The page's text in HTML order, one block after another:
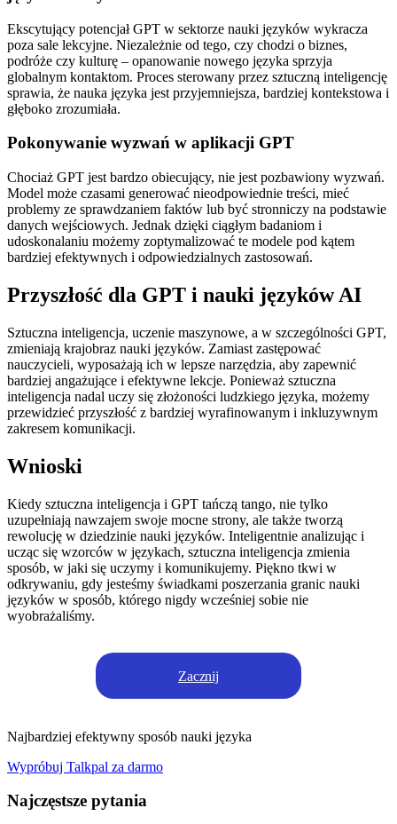
Ekscytujący potencjał GPT w sektorze nauki języków wykracza
poza sale lekcyjne. Niezależnie od tego, czy chodzi o biznes,
podróże czy kulturę – opanowanie nowego języka sprzyja
globalnym kontaktom. Proces sterowany przez sztuczną inteligencję
sprawia, że nauka języka jest przyjemniejsza, bardziej kontekstowa i
głęboko zrozumiała.
Pokonywanie wyzwań w aplikacji GPT
Chociaż GPT jest bardzo obiecujący, nie jest pozbawiony wyzwań.
Model może czasami generować nieodpowiednie treści, mieć
problemy ze sprawdzaniem faktów lub być stronniczy na podstawie
danych wejściowych. Jednak dzięki ciągłym badaniom i
udoskonalaniu możemy zoptymalizować te modele pod kątem
bardziej efektywnych i odpowiedzialnych zastosowań.
Przyszłość dla GPT i nauki języków AI
Sztuczna inteligencja, uczenie maszynowe, a w szczególności GPT,
zmieniają krajobraz nauki języków. Zamiast zastępować
nauczycieli, wyposażają ich w lepsze narzędzia, aby zapewnić
bardziej angażujące i efektywne lekcje. Ponieważ sztuczna
inteligencja nadal uczy się złożoności ludzkiego języka, możemy
przewidzieć przyszłość z bardziej wyrafinowanym i inkluzywnym
zakresem komunikacji.
Wnioski
Kiedy sztuczna inteligencja i GPT tańczą tango, nie tylko
uzupełniają nawzajem swoje mocne strony, ale także tworzą
rewolucję w dziedzinie nauki języków. Inteligentnie analizując i
ucząc się wzorców w językach, sztuczna inteligencja zmienia
sposób, w jaki się uczymy i komunikujemy. Piękno tkwi w
odkrywaniu, gdy jesteśmy świadkami poszerzania granic nauki
języków w sposób, którego nigdy wcześniej sobie nie
wyobrażaliśmy.
Zacznij
Najbardziej efektywny sposób nauki języka
Wypróbuj Talkpal za darmo
Najczęstsze pytania